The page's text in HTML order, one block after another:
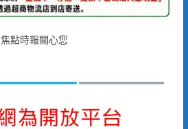
焦點時報關心您